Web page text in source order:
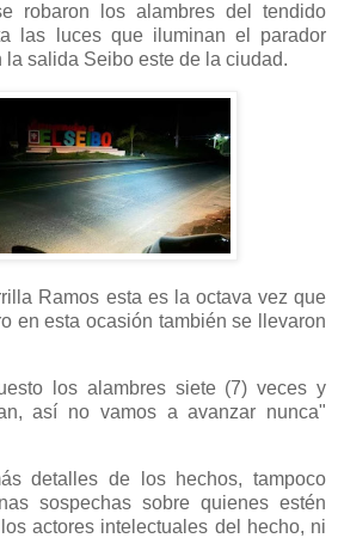
robaron los alambres del tendido
las luces que iluminan el parador
la salida Seibo este de la ciudad.
Ramos esta es la octava vez que
en esta ocasión también se llevaron
los alambres siete (7) veces y
así no vamos a avanzar nunca"
detalles de los hechos, tampoco
sospechas sobre quienes estén
actores intelectuales del hecho, ni